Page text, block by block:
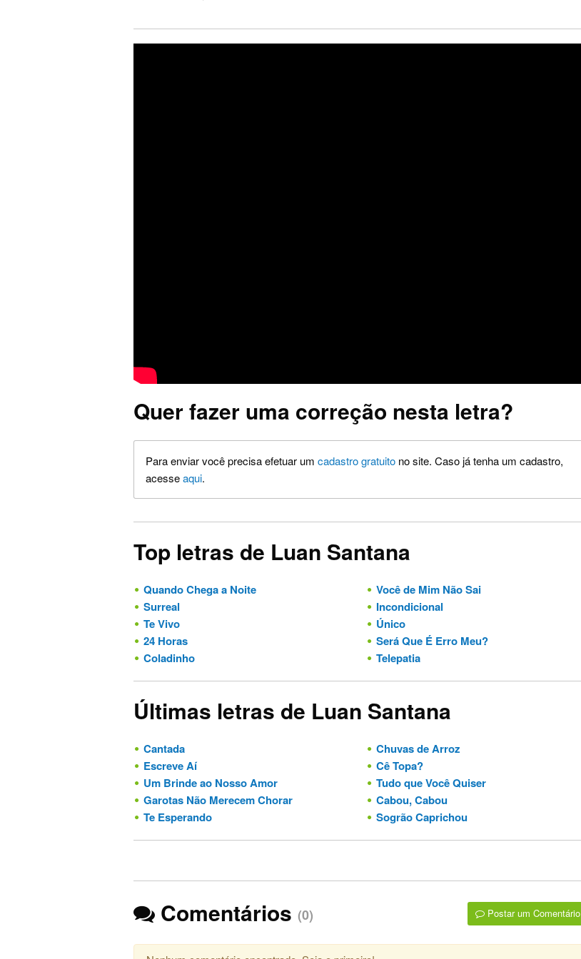
Quer fazer uma correção nesta letra?
Para enviar você precisa efetuar um cadastro gratuito no site. Caso já tenha um cadastro,
acesseaqui.
Top letras de Luan Santana
Quando Chega a Noite
Você de Mim Não Sai
Surreal
Incondicional
Te Vivo
Único
24 Horas
Será Que É Erro Meu?
Coladinho
Telepatia
Últimas letras de Luan Santana
Cantada
Chuvas de Arroz
Escreve Aí
Cê Topa?
Um Brinde ao Nosso Amor
Tudo que Você Quiser
Garotas Não Merecem Chorar
Cabou, Cabou
Te Esperando
Sogrão Caprichou
Comentários (0) Postar um Comentário